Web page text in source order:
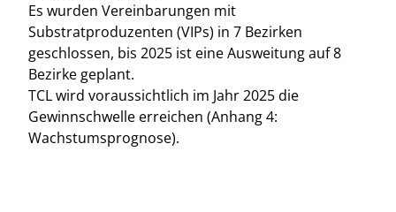
Es wurden Vereinbarungen mit
Substratproduzenten (VIPs) in 7 Bezirken
geschlossen, bis 2025 ist eine Ausweitung auf 8
Bezirke geplant.
TCL wird voraussichtlich im Jahr 2025 die
Gewinnschwelle erreichen (Anhang 4:
Wachstumsprognose).